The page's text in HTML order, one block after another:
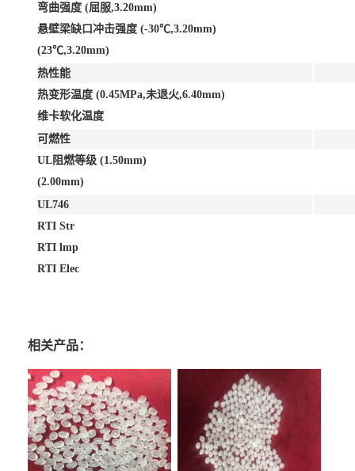
弯曲强度 (屈服,3.20mm)
悬壁梁缺口冲击强度 (-30℃,3.20mm)
(23℃,3.20mm)
热性能
热变形温度 (0.45MPa,未退火,6.40mm)
维卡软化温度
可燃性
UL阻燃等级 (1.50mm)
(2.00mm)
UL746
RTI Str
RTI lmp
RTI Elec
相关产品：